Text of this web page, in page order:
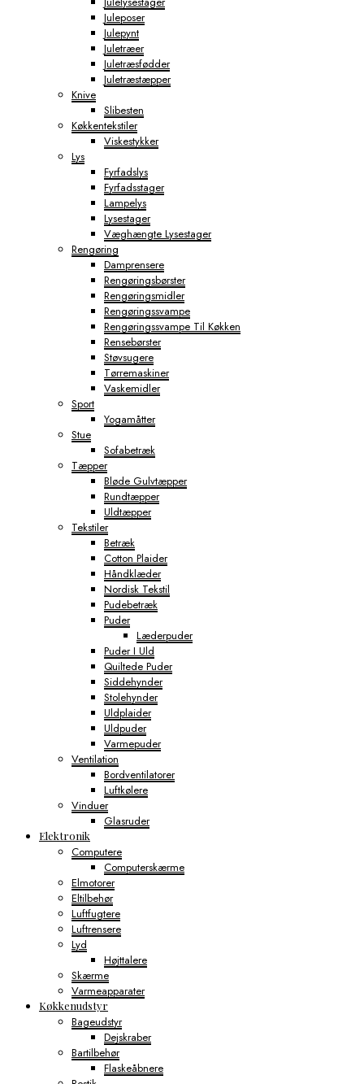
Juleposer
Julepynt
Juletræer
Juletræsfødder
Juletræstæpper
Knive
Slibesten
Køkkentekstiler
Viskestykker
Lys
Fyrfadslys
Fyrfadsstager
Lampelys
Lysestager
Væghængte Lysestager
Rengøring
Damprensere
Rengøringsbørster
Rengøringsmidler
Rengøringssvampe
Rengøringssvampe Til Køkken
Rensebørster
Støvsugere
Tørremaskiner
Vaskemidler
Sport
Yogamåtter
Stue
Sofabetræk
Tæpper
Bløde Gulvtæpper
Rundtæpper
Uldtæpper
Tekstiler
Betræk
Cotton Plaider
Håndklæder
Nordisk Tekstil
Pudebetræk
Puder
Læderpuder
Puder I Uld
Quiltede Puder
Siddehynder
Stolehynder
Uldplaider
Uldpuder
Varmepuder
Ventilation
Bordventilatorer
Luftkølere
Vinduer
Glasruder
Elektronik
Computere
Computerskærme
Elmotorer
Eltilbehør
Luftfugtere
Luftrensere
Lyd
Højttalere
Skærme
Varmeapparater
Køkkenudstyr
Bageudstyr
Dejskraber
Bartilbehør
Flaskeåbnere